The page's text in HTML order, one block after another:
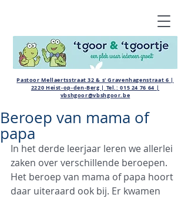
Pastoor Mellaertsstraat 32 & s' Gravenhagenstraat 6 |
2220 Heist-op-den-Berg | Tel.:015 24 76 64 |
vbshgoor@vbshgoor.be
Beroep van mama of
papa
In het derde leerjaar leren we allerlei
zaken over verschillende beroepen.
Het beroep van mama of papa hoort
daar uiteraard ook bij. Er kwamen